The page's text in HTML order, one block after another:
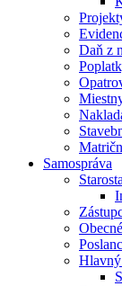
Daň z
Samospráva